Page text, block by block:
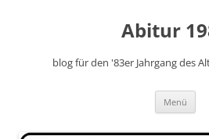
Abitur
blog für den '83er Jahrgang des
Menü